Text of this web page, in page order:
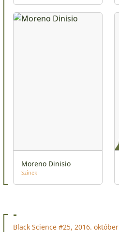
Moreno Dinisio
Színek
-
Black Science #25, 2016. október